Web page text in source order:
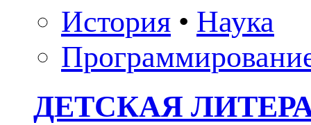
История • Наука
ДЕТСКАЯ